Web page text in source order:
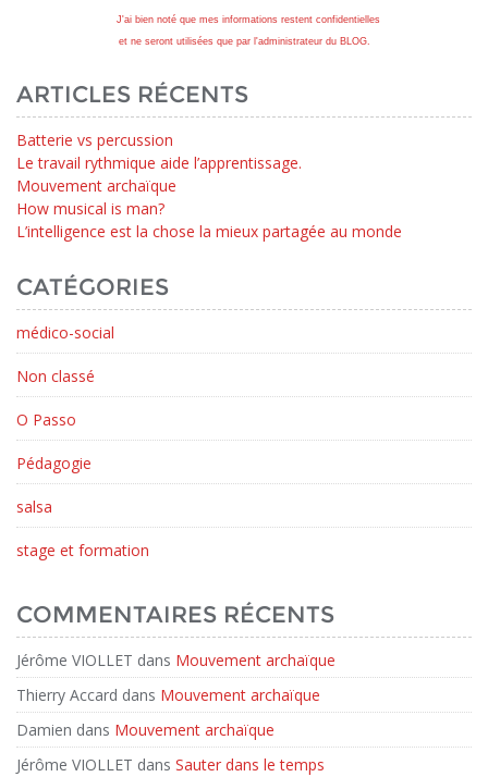
J'ai bien noté que mes informations restent confidentielles
et ne seront utilisées que par l'administrateur du BLOG.
ARTICLES RÉCENTS
Batterie vs percussion
Le travail rythmique aide l’apprentissage.
Mouvement archaïque
How musical is man?
L’intelligence est la chose la mieux partagée au monde
CATÉGORIES
médico-social
Non classé
O Passo
Pédagogie
salsa
stage et formation
COMMENTAIRES RÉCENTS
Jérôme VIOLLET dans Mouvement archaïque
Thierry Accard dans Mouvement archaïque
Damien dans Mouvement archaïque
Jérôme VIOLLET dans Sauter dans le temps